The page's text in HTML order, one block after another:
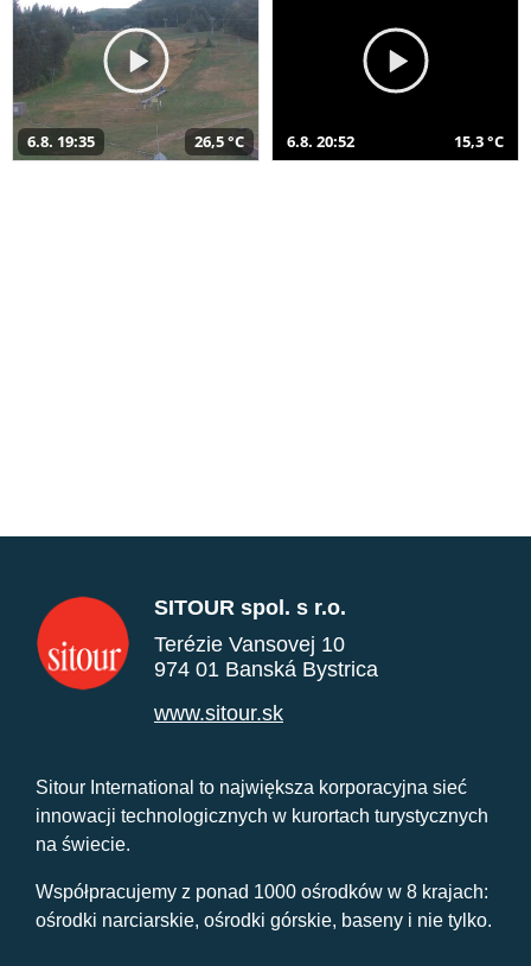
6.8. 19:35 26,5 °C 6.8. 20:52 15,3 °C
SITOUR spol. s r.o.
Terézie Vansovej 10
974 01 Banská Bystrica
www.sitour.sk
Sitour International to największa korporacyjna sieć
innowacji technologicznych w kurortach turystycznych
na świecie.
Współpracujemy z ponad 1000 ośrodków w 8 krajach:
ośrodki narciarskie, ośrodki górskie, baseny i nie tylko.